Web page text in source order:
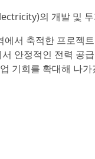
의 개발 및
서 축적한 프로젝
안정적인 전력 공
기회를 확대해 나가